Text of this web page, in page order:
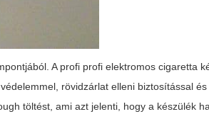
A profi profi elektromos cigaretta
rövidzárlat elleni biztosítással
töltést, ami azt jelenti, hogy a készülék